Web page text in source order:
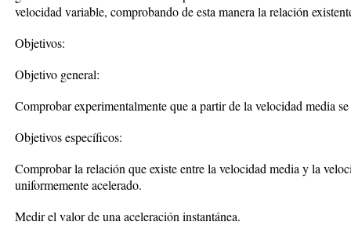
velocidad variable, comprobando de esta manera la relación
Objetivos:
Objetivo general:
Comprobar experimentalmente que a partir de la velocidad media
Objetivos específicos:
Comprobar la relación que existe entre la velocidad media y la
uniformemente acelerado.
Medir el valor de una aceleración instantánea.